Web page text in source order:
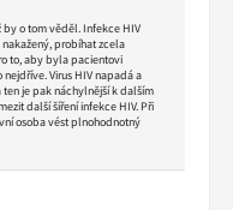
by o tom věděl. Infekce HIV
probíhat zcela
to, aby byla pacientovi
Virus HIV napadá a
je pak náchylnější k dalším
další šíření infekce HIV. Při
osoba vést plnohodnotný